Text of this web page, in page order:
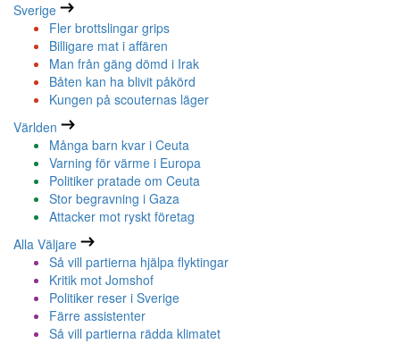
Sverige
Fler brottslingar grips
Billigare mat i affären
Man från gäng dömd i Irak
Båten kan ha blivit påkörd
Kungen på scouternas läger
Världen
Många barn kvar i Ceuta
Varning för värme i Europa
Politiker pratade om Ceuta
Stor begravning i Gaza
Attacker mot ryskt företag
Alla Väljare
Så vill partierna hjälpa flyktingar
Kritik mot Jomshof
Politiker reser i Sverige
Färre assistenter
Så vill partierna rädda klimatet